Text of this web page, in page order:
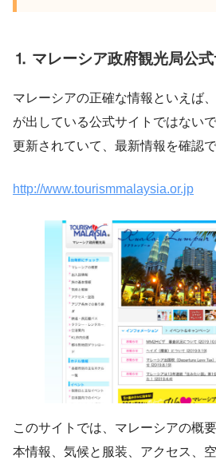
⒈ マレーシア政府観光局公式
マレーシアの正確な情報といえば
が出している公式サイトではない
更新されていて、最新情報を確認
http://www.tourismmalaysia.or.jp
このサイトでは、マレーシアの概
本情報、気候と服装、アクセス、